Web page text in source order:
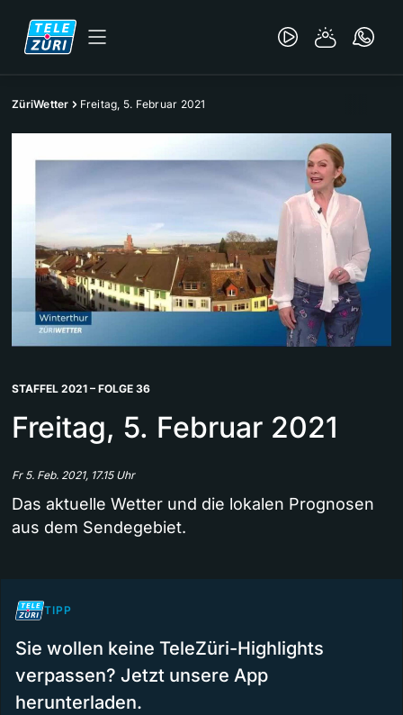
ZüriWetter Freitag, 5. Februar 2021
STAFFEL 2021 – FOLGE 36
Freitag, 5. Februar 2021
Fr 5. Feb. 2021, 17.15 Uhr
Das aktuelle Wetter und die lokalen Prognosen
aus dem Sendegebiet.
TIPP
Sie wollen keine TeleZüri-Highlights
verpassen? Jetzt unsere App
herunterladen.